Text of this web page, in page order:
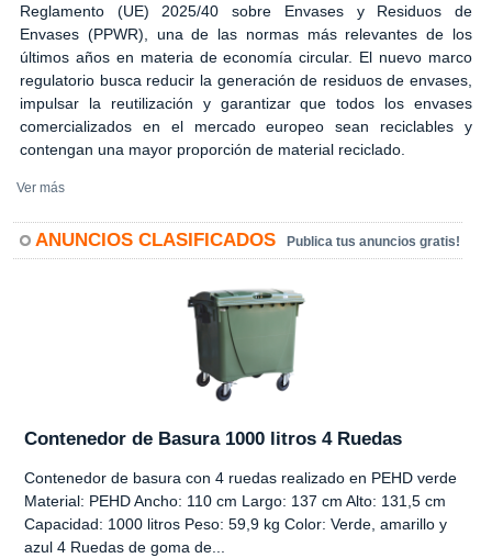
Reglamento (UE) 2025/40 sobre Envases y Residuos de
Envases (PPWR), una de las normas más relevantes de los
últimos años en materia de economía circular. El nuevo marco
regulatorio busca reducir la generación de residuos de envases,
impulsar la reutilización y garantizar que todos los envases
comercializados en el mercado europeo sean reciclables y
contengan una mayor proporción de material reciclado.
Ver más
ANUNCIOS CLASIFICADOS Publica tus anuncios gratis!
Contenedor de Basura 1000 litros 4 Ruedas
Contenedor de basura con 4 ruedas realizado en PEHD verde
Material: PEHD Ancho: 110 cm Largo: 137 cm Alto: 131,5 cm
Capacidad: 1000 litros Peso: 59,9 kg Color: Verde, amarillo y
azul 4 Ruedas de goma de...